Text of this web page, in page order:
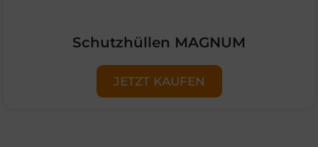
Schutzhüllen MAGNUM
JETZT KAUFEN